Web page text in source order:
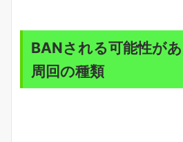
BANされる可能性が
周回の種類